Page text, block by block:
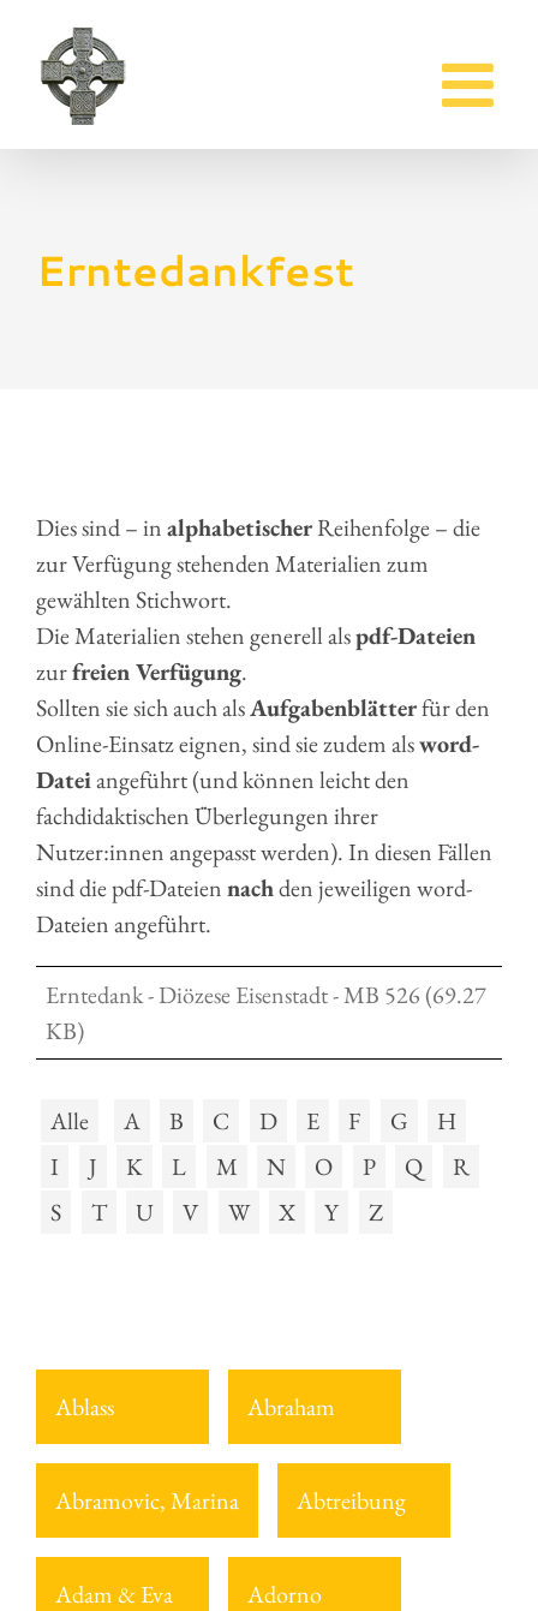
Inhalt
springen
Erntedankfest
Dies sind – inalphabetischerReihenfolge – die
zur Verfügung stehenden Materialien zum
gewählten Stichwort.
Die Materialien stehen generell alspdf-Dateien
zurfreien Verfügung.
Sollten sie sich auch alsAufgabenblätterfür den
Online-Einsatz eignen, sind sie zudem alsword-
Dateiangeführt (und können leicht den
fachdidaktischen Überlegungen ihrer
Nutzer:innen angepasst werden). In diesen Fällen
sind die pdf-Dateiennachden jeweiligen word-
Dateien angeführt.
Erntedank - Diözese Eisenstadt - MB 526 (69.27
KB)
Alle A B C D E F G
H
I
J K L M N O P Q
R
S
T U V W X Y Z
Ablass Abraham
Abramovic, Marina Abtreibung
Adam & Eva Adorno